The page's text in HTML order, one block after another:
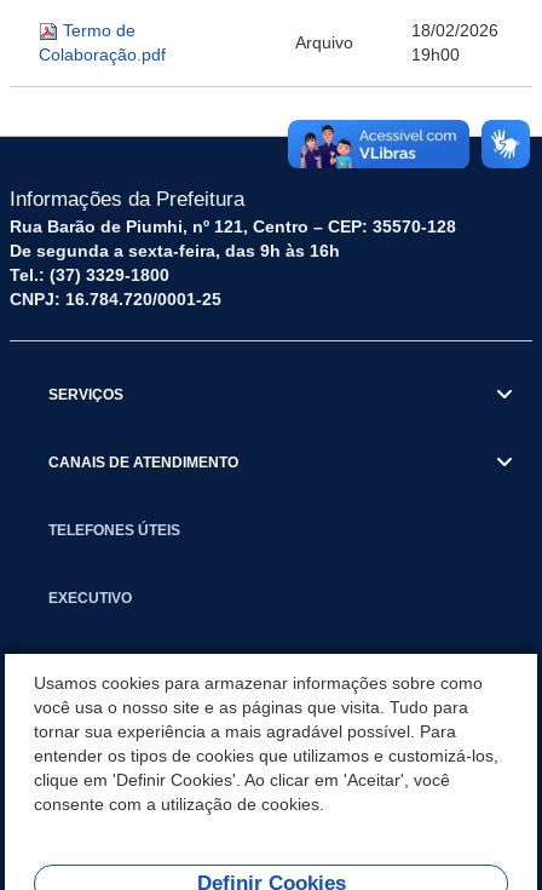
Termo de
Colaboração.pdf
Arquivo
18/02/2026
19h00
Informações da Prefeitura
Rua Barão de Piumhi, nº 121, Centro – CEP: 35570-128
De segunda a sexta-feira, das 9h às 16h
Tel.: (37) 3329-1800
CNPJ: 16.784.720/0001-25
SERVIÇOS
CANAIS DE ATENDIMENTO
TELEFONES ÚTEIS
EXECUTIVO
APLICATIVO
PARCERIAS E EMENDAS IMPOSITIVAS MUNICIPAIS
Usamos cookies para armazenar informações sobre como
você usa o nosso site e as páginas que visita. Tudo para
tornar sua experiência a mais agradável possível. Para
entender os tipos de cookies que utilizamos e customizá-los,
clique em 'Definir Cookies'. Ao clicar em 'Aceitar', você
consente com a utilização de cookies.
Definir Cookies